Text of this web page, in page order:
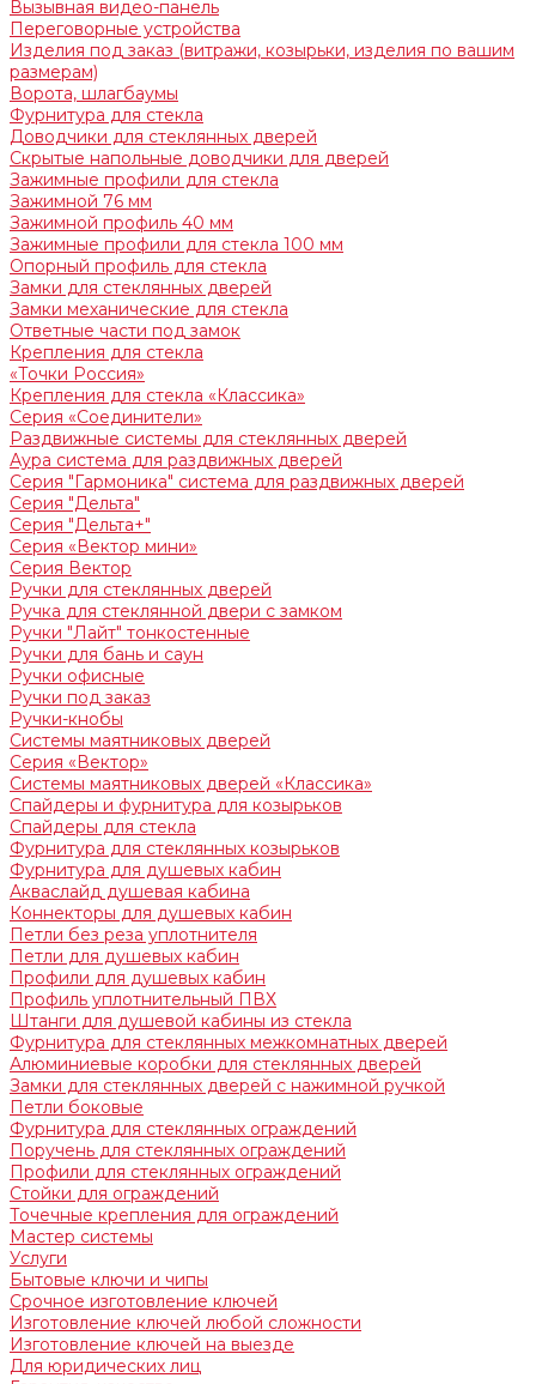
Вызывная видео-панель
Переговорные устройства
Изделия под заказ (витражи, козырьки, изделия по вашим
размерам)
Ворота, шлагбаумы
Фурнитура для стекла
Доводчики для стеклянных дверей
Скрытые напольные доводчики для дверей
Зажимные профили для стекла
Зажимной 76 мм
Зажимной профиль 40 мм
Зажимные профили для стекла 100 мм
Опорный профиль для стекла
Замки для стеклянных дверей
Замки механические для стекла
Ответные части под замок
Крепления для стекла
«Точки Россия»
Крепления для стекла «Классика»
Серия «Соединители»
Раздвижные системы для стеклянных дверей
Аура система для раздвижных дверей
Серия "Гармоника" система для раздвижных дверей
Серия "Дельта"
Серия "Дельта+"
Серия «Вектор мини»
Серия Вектор
Ручки для стеклянных дверей
Ручка для стеклянной двери с замком
Ручки "Лайт" тонкостенные
Ручки для бань и саун
Ручки офисные
Ручки под заказ
Ручки-кнобы
Системы маятниковых дверей
Серия «Вектор»
Системы маятниковых дверей «Классика»
Спайдеры и фурнитура для козырьков
Спайдеры для стекла
Фурнитура для стеклянных козырьков
Фурнитура для душевых кабин
Акваслайд душевая кабина
Коннекторы для душевых кабин
Петли без реза уплотнителя
Петли для душевых кабин
Профили для душевых кабин
Профиль уплотнительный ПВХ
Штанги для душевой кабины из стекла
Фурнитура для стеклянных межкомнатных дверей
Алюминиевые коробки для стеклянных дверей
Замки для стеклянных дверей с нажимной ручкой
Петли боковые
Фурнитура для стеклянных ограждений
Поручень для стеклянных ограждений
Профили для стеклянных ограждений
Стойки для ограждений
Точечные крепления для ограждений
Мастер системы
Услуги
Бытовые ключи и чипы
Срочное изготовление ключей
Изготовление ключей любой сложности
Изготовление ключей на выезде
Для юридических лиц